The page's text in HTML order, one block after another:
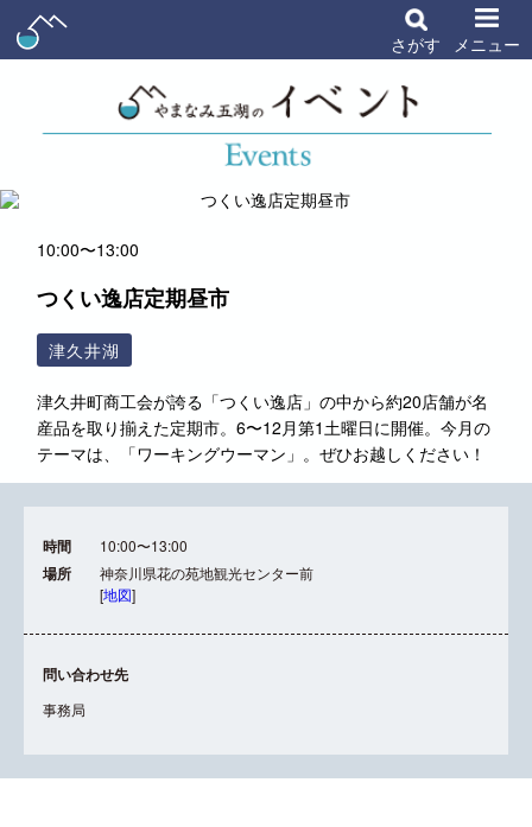
さがす メニュー
10:00〜13:00
つくい逸店定期昼市
津久井湖
津久井町商工会が誇る「つくい逸店」の中から約20店舗が名
産品を取り揃えた定期市。6〜12月第1土曜日に開催。今月の
テーマは、「ワーキングウーマン」。ぜひお越しください！
時間 10:00〜13:00
場所
神奈川県花の苑地観光センター前
[地図]
問い合わせ先
事務局